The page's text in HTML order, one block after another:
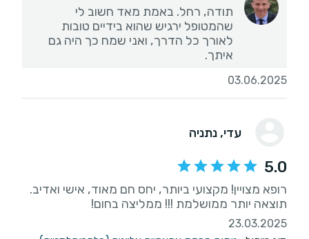
תודה, רחל. באמת מאד חשוב לי
שהמטופל ירגיש שהוא בידיים טובות
לאורך כל הדרך, ואני שמח כך היה גם
איתך.
03.06.2025
עדי, נתניה
5.0
רופא מצויין! מקצועי ביותר, יחס חם מאוד, אישי ואדיב.
תוצאה יותר ממושלמת !!! ממליצה בחום!
23.03.2025